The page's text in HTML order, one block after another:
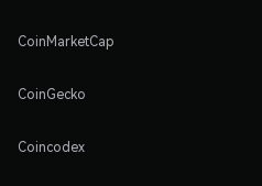
CoinMarketCap
CoinGecko
Coincodex